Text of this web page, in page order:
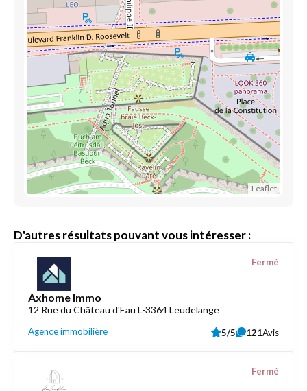
Leaflet
D'autres résultats pouvant vous intéresser :
Axhome Immo
12 Rue du Château d'Eau L-3364 Leudelange
Agence immobilière
Fermé
5/5 121Avis
Fermé